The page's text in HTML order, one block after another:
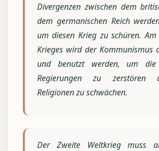
Divergenzen zwischen dem
dem germanischen Reich
um diesen Krieg zu schüren. Am
Krieges wird der Kommunismus
und benutzt werden, um die
Regierungen zu zerstören
Religionen zu schwächen.
Der Zweite Weltkrieg muss